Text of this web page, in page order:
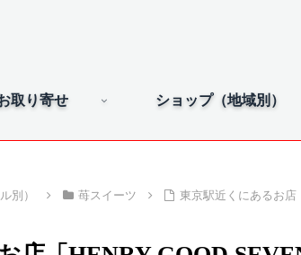
取り寄せ ショップ（地域別）
別） 苺スイーツ
東京駅近くにあるお店